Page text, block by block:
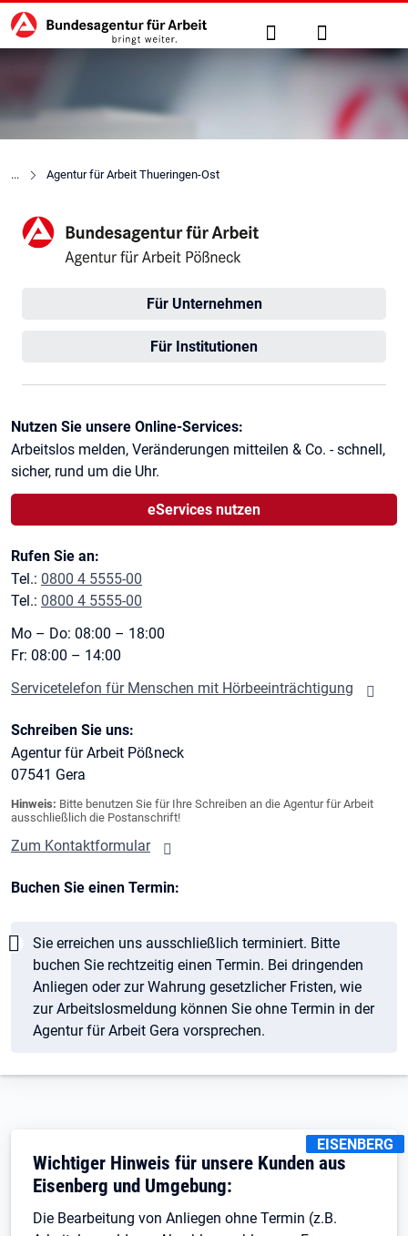
zu den Hauptinhalten springen
Hauptnavigation Suche Anmelden
Agentur für Arbeit Thueringen-Ost
Agentur für Arbeit Pößneck
Für Unternehmen
Für Institutionen
Kontaktinformationen
Nutzen Sie unsere Online-Services:
Arbeitslos melden, Veränderungen mitteilen & Co. - schnell,
sicher, rund um die Uhr.
eServices nutzen
Rufen Sie an:
Tel.: 0800 4 5555-00
Tel.: 0800 4 5555-00
Mo – Do: 08:00 – 18:00
Fr: 08:00 – 14:00
Servicetelefon für Menschen mit Hörbeeinträchtigung
Schreiben Sie uns:
Agentur für Arbeit Pößneck
07541 Gera
Hinweis: Bitte benutzen Sie für Ihre Schreiben an die Agentur für Arbeit
ausschließlich die Postanschrift!
Zum Kontaktformular
Buchen Sie einen Termin:
Sie erreichen uns ausschließlich terminiert. Bitte
buchen Sie rechtzeitig einen Termin. Bei dringenden
Anliegen oder zur Wahrung gesetzlicher Fristen, wie
zur Arbeitslosmeldung können Sie ohne Termin in der
Agentur für Arbeit Gera vorsprechen.
EISENBERG
Wichtiger Hinweis für unsere Kunden aus
Eisenberg und Umgebung:
Die Bearbeitung von Anliegen ohne Termin (z.B.